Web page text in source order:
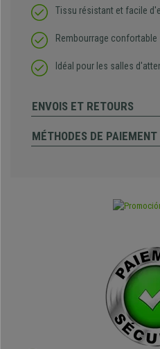
Tissu résistant et facile
Rembourrage confortable
Idéal pour les salles
ENVOIS ET RETOURS
MÉTHODES DE PAIEMENT